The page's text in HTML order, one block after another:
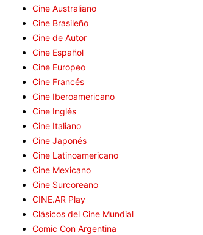
Cine Australiano
Cine Brasileño
Cine de Autor
Cine Español
Cine Europeo
Cine Francés
Cine Iberoamericano
Cine Inglés
Cine Italiano
Cine Japonés
Cine Latinoamericano
Cine Mexicano
Cine Surcoreano
CINE.AR Play
Clásicos del Cine Mundial
Comic Con Argentina